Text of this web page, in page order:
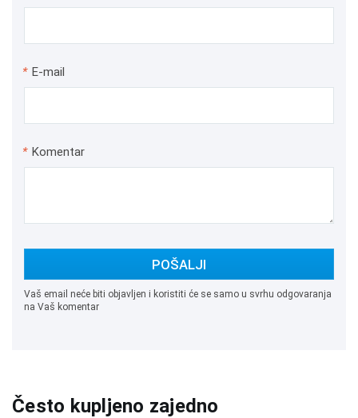
* E-mail
* Komentar
POŠALJI
Vaš email neće biti objavljen i koristiti će se samo u svrhu odgovaranja
na Vaš komentar
Često kupljeno zajedno